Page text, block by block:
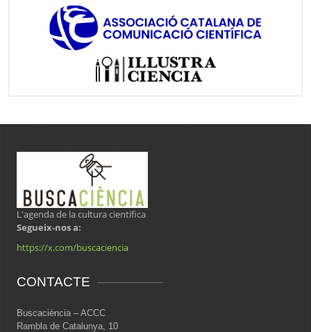
L'agenda de la cultura científica
Segueix-nos a:
https://x.com/buscaciencia
CONTACTE
Buscaciència – ACCC
Rambla de Catalunya, 10